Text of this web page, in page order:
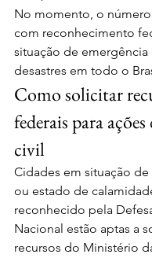
No momento, o
com reconhecimento
situação de emergência
desastres em todo o
Como solicitar
federais para ações
civil
Cidades em situação
ou estado de
reconhecido pela
Nacional estão aptas a
recursos do Ministério